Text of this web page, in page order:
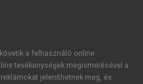
a felhasználó online
tevékenységek megismerésével a
jeleníthetnek meg, és